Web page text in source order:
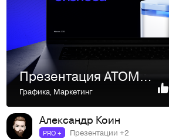
Презентация ATOMYZE
Графика, Маркетинг
Александр Коин
PRO + Презентации +2